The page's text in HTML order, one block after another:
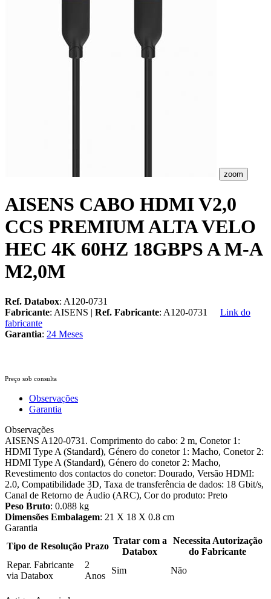
zoom
AISENS CABO HDMI V2,0
CCS PREMIUM ALTA VELO
HEC 4K 60HZ 18GBPS A M-A
M2,0M
Ref. Databox: A120-0731
Fabricante: AISENS | Ref. Fabricante: A120-0731
Link do
fabricante
Garantia: 24 Meses
Preço sob consulta
Observações
Garantia
Observações
AISENS A120-0731. Comprimento do cabo: 2 m, Conetor 1:
HDMI Type A (Standard), Género do conetor 1: Macho, Conetor 2:
HDMI Type A (Standard), Género do conetor 2: Macho,
Revestimento dos contactos do conetor: Dourado, Versão HDMI:
2.0, Compatibilidade 3D, Taxa de transferência de dados: 18 Gbit/s,
Canal de Retorno de Áudio (ARC), Cor do produto: Preto
Peso Bruto: 0.088 kg
Dimensões Embalagem: 21 X 18 X 0.8 cm
Garantia
Tipo de Resolução Prazo
Tratar com a
Databox
Necessita Autorização
do Fabricante
Repar. Fabricante
via Databox
2
Anos
Sim Não